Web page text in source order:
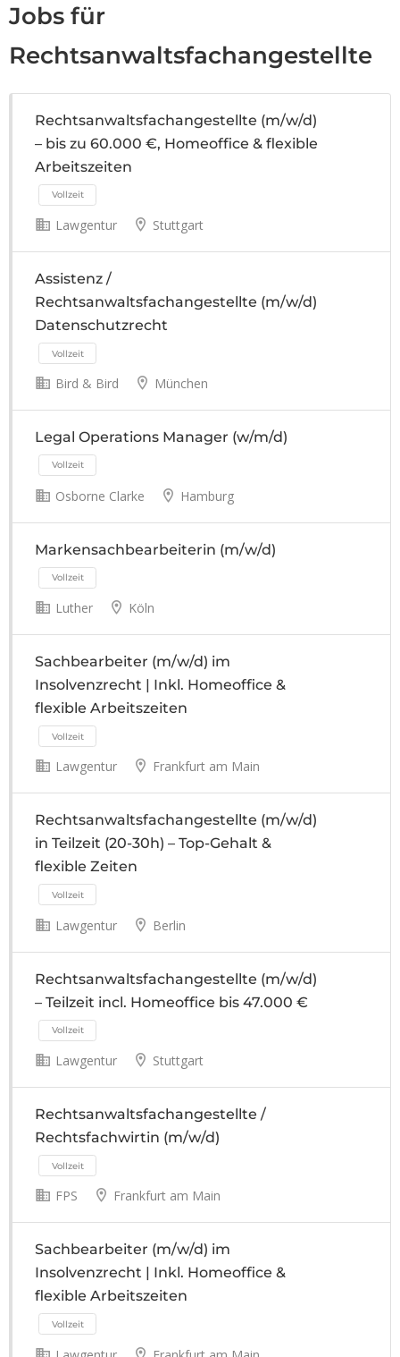
Jobs für
Rechtsanwaltsfachangestellte
Rechtsanwaltsfachangestellte (m/w/d)
– bis zu 60.000 €, Homeoffice & flexible
Arbeitszeiten
Lawgentur Stuttgart
Assistenz /
Rechtsanwaltsfachangestellte (m/w/d)
Datenschutzrecht
Bird & Bird München
Legal Operations Manager (w/m/d)
Osborne Clarke Hamburg
Markensachbearbeiterin (m/w/d)
Luther Köln
Sachbearbeiter (m/w/d) im
Insolvenzrecht | Inkl. Homeoffice &
flexible Arbeitszeiten
Lawgentur Frankfurt am Main
Rechtsanwaltsfachangestellte (m/w/d)
in Teilzeit (20-30h) – Top-Gehalt &
flexible Zeiten
Lawgentur Berlin
Rechtsanwaltsfachangestellte (m/w/d)
– Teilzeit incl. Homeoffice bis 47.000 €
Lawgentur Stuttgart
Rechtsanwaltsfachangestellte /
Rechtsfachwirtin (m/w/d)
FPS Frankfurt am Main
Sachbearbeiter (m/w/d) im
Insolvenzrecht | Inkl. Homeoffice &
flexible Arbeitszeiten